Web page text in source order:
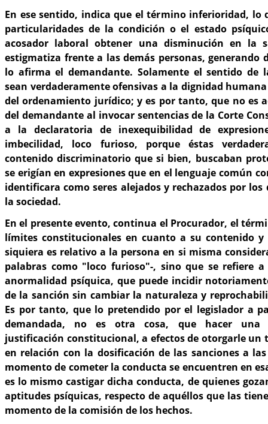
En ese sentido, indica que el término inferioridad, lo
particularidades de la condición o el estado
acosador laboral obtener una disminución en la
estigmatiza frente a las demás personas, generando
lo afirma el demandante. Solamente el sentido de
sean verdaderamente ofensivas a la dignidad
del ordenamiento jurídico; y es por tanto, que no es
del demandante al invocar sentencias de la Corte
a la declaratoria de inexequibilidad de
imbecilidad, loco furioso, porque éstas
contenido discriminatorio que si bien, buscaban
se erigían en expresiones que en el lenguaje común
identificara como seres alejados y rechazados por los
la sociedad.
En el presente evento, continua el Procurador, el
límites constitucionales en cuanto a su contenido y
siquiera es relativo a la persona en si misma
palabras como "loco furioso"-, sino que se refiere
anormalidad psíquica, que puede incidir
de la sanción sin cambiar la naturaleza y
Es por tanto, que lo pretendido por el legislador a
demandada, no es otra cosa, que hacer una
justificación constitucional, a efectos de otorgarle
en relación con la dosificación de las sanciones a
momento de cometer la conducta se encuentren en
es lo mismo castigar dicha conducta, de quienes
aptitudes psíquicas, respecto de aquéllos que las
momento de la comisión de los hechos.